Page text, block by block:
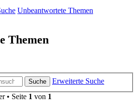
Unbeantwortete Themen
Themen
Suche
Erweiterte Suche
• Seite 1 von 1